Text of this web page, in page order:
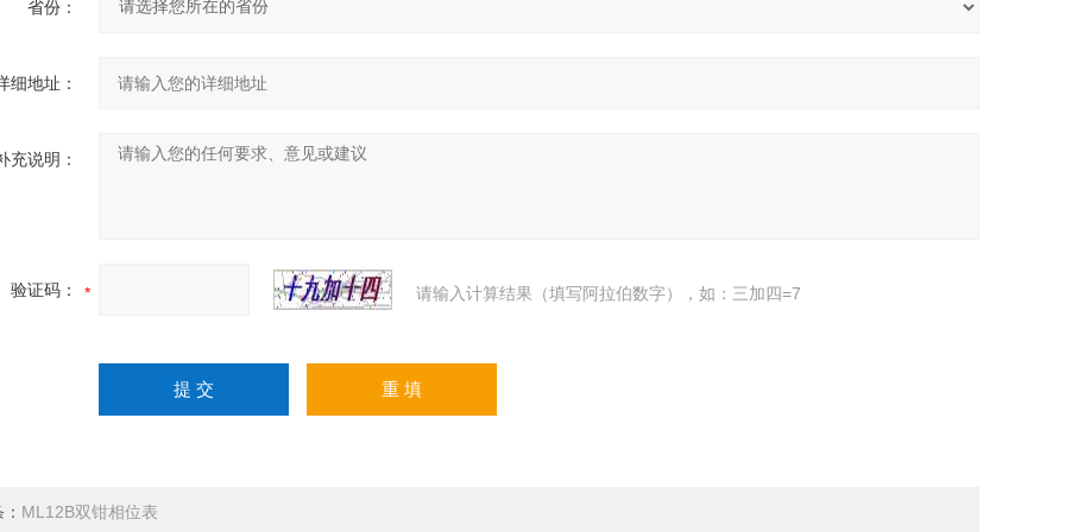
省份：
细地址：
充说明：
验证码： 请输入计算结果（填写阿拉伯数字），如：三加四=7
ML12B双钳相位表